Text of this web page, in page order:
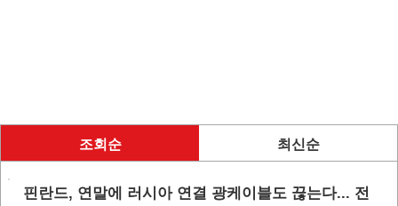
조회순 최신순
핀란드, 연말에 러시아 연결 광케이블도 끊는다... 전